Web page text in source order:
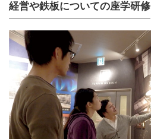
経営や鉄板についての座学研修